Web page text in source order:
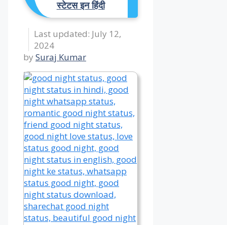
स्टेटस इन हिंदी
July 12,
2024
by Suraj Kumar